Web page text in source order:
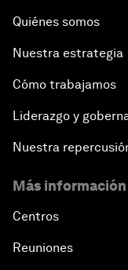
Quiénes somos
Nuestra estrategia
Cómo trabajamos
Liderazgo y
Nuestra
Más
Centros
Reuniones